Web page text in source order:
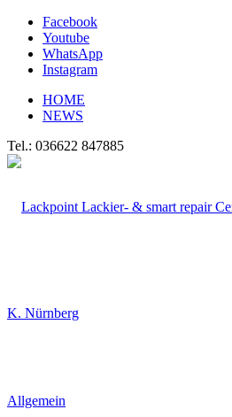
Facebook
Youtube
WhatsApp
Instagram
HOME
NEWS
Tel.: 036622 847885
Allgemein